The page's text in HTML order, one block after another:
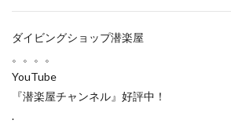
ダイビングショップ潜楽屋
。。。。
YouTube
『潜楽屋チャンネル』好評中！
.